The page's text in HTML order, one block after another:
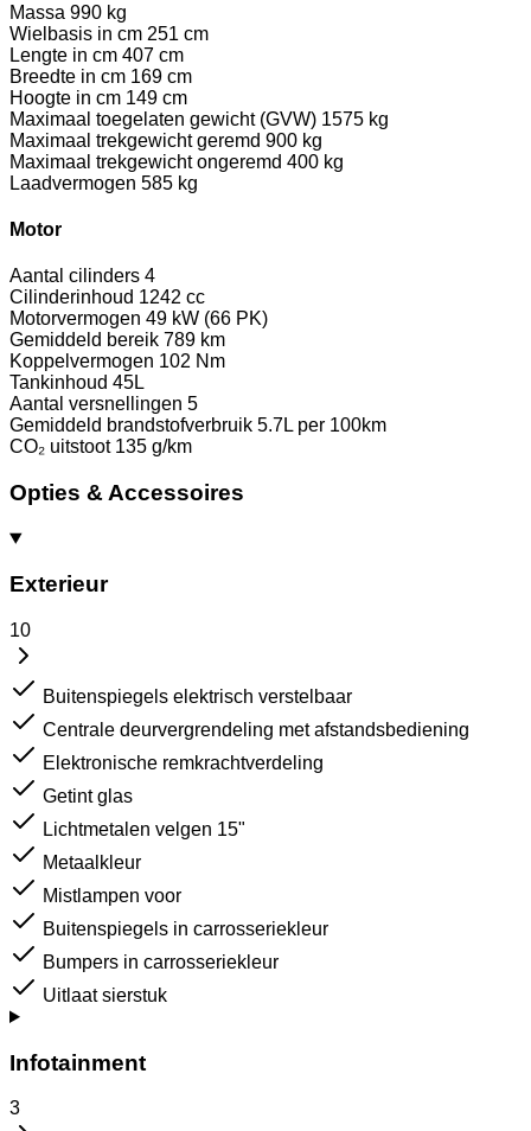
Massa 990 kg
Wielbasis in cm 251 cm
Lengte in cm 407 cm
Breedte in cm 169 cm
Hoogte in cm 149 cm
Maximaal toegelaten gewicht (GVW) 1575 kg
Maximaal trekgewicht geremd 900 kg
Maximaal trekgewicht ongeremd 400 kg
Laadvermogen 585 kg
Motor
Aantal cilinders 4
Cilinderinhoud 1242 cc
Motorvermogen 49 kW (66 PK)
Gemiddeld bereik 789 km
Koppelvermogen 102 Nm
Tankinhoud 45L
Aantal versnellingen 5
Gemiddeld brandstofverbruik 5.7L per 100km
CO₂ uitstoot 135 g/km
Opties & Accessoires
Exterieur
10
Buitenspiegels elektrisch verstelbaar
Centrale deurvergrendeling met afstandsbediening
Elektronische remkrachtverdeling
Getint glas
Lichtmetalen velgen 15"
Metaalkleur
Mistlampen voor
Buitenspiegels in carrosseriekleur
Bumpers in carrosseriekleur
Uitlaat sierstuk
Infotainment
3